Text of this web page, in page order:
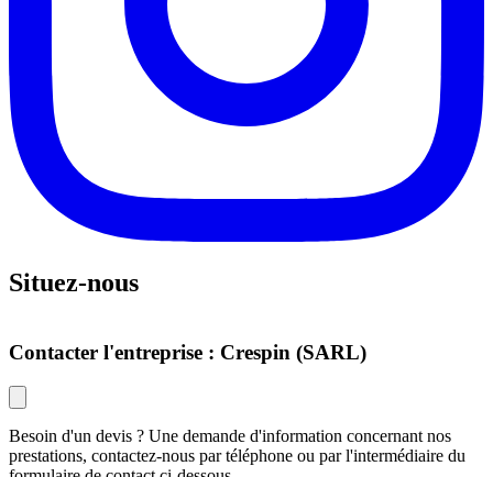
Situez-nous
Contacter l'entreprise : Crespin (SARL)
Besoin d'un devis ? Une demande d'information concernant nos
prestations, contactez-nous par téléphone ou par l'intermédiaire du